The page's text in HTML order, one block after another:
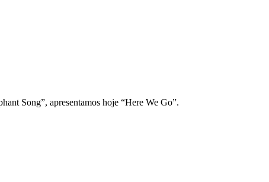
Song”, apresentamos hoje “Here We Go”.